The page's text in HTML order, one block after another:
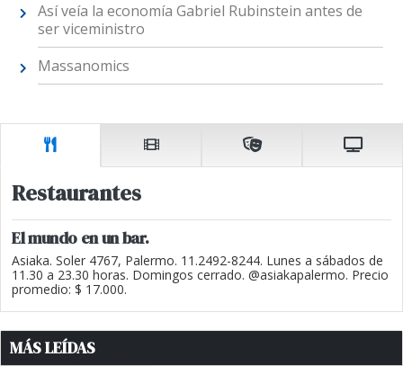
Así veía la economía Gabriel Rubinstein antes de
ser viceministro
Massanomics
Restaurantes
El mundo en un bar.
Asiaka. Soler 4767, Palermo. 11.2492-8244. Lunes a sábados de
11.30 a 23.30 horas. Domingos cerrado. @asiakapalermo. Precio
promedio: $ 17.000.
MÁS LEÍDAS